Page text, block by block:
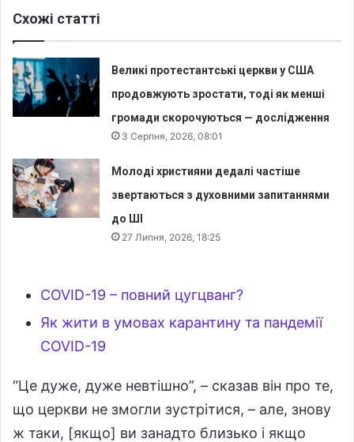
Схожі статті
Великі протестантські церкви у США
продовжують зростати, тоді як менші
громади скорочуються — дослідження
3 Серпня, 2026, 08:01
Молоді християни дедалі частіше
звертаються з духовними запитаннями
до ШІ
27 Липня, 2026, 18:25
COVID-19 – повний цугцванг?
Як жити в умовах карантину та пандемії
COVID-19
“Це дуже, дуже невтішно”, – сказав він про те,
що церкви не змогли зустрітися, – але, знову
ж таки, [якщо] ви занадто близько і якщо